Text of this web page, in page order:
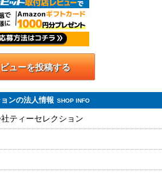
ューを投稿する
ンの法人情報 SHOP INFO
ティーセレクション